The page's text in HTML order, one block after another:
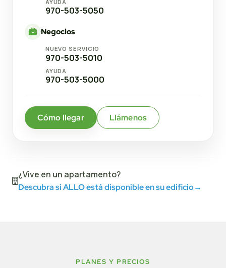
AYUDA
970-503-5050
Negocios
NUEVO SERVICIO
970-503-5010
AYUDA
970-503-5000
Cómo llegar Llámenos
¿Vive en un apartamento?
Descubra si ALLO está disponible en su edificio→
PLANES Y PRECIOS